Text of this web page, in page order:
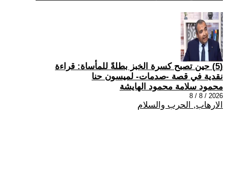
(5) حين تصبح كسرة الخبز بطلةً للمأساة: قراءة
نقدية في قصة -صدمات- لميسون حنا
محمود سلامة محمود الهايشة
2026 / 8 / 8
الارهاب, الحرب والسلام